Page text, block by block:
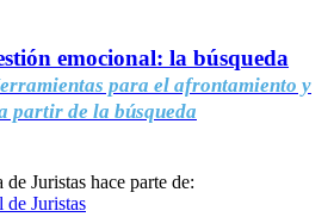
emocional: la búsqueda
para el afrontamiento y
partir de la búsqueda
Juristas hace parte de: